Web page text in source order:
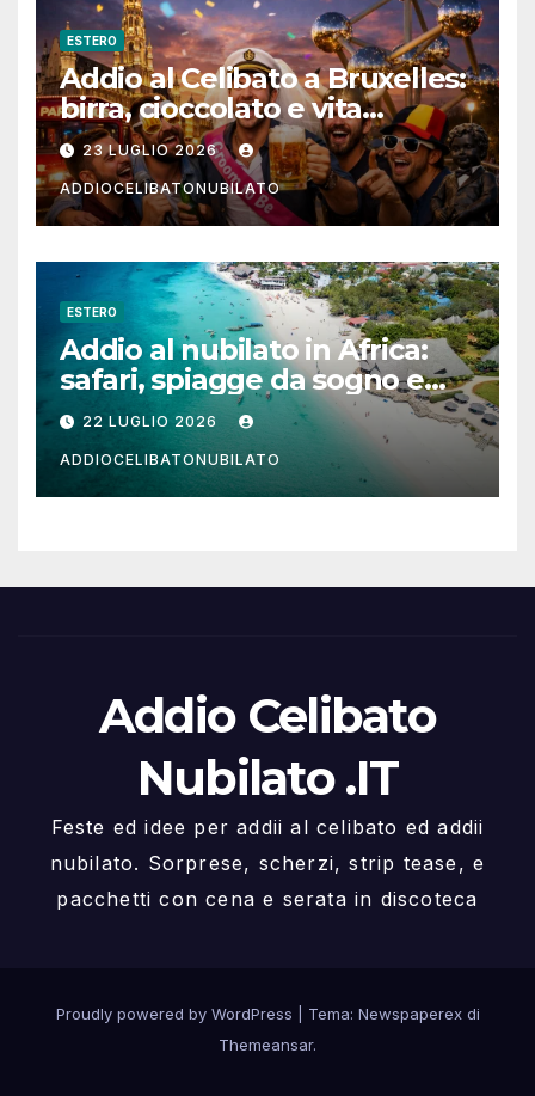
ESTERO
Addio al Celibato a Bruxelles:
birra, cioccolato e vita
notturna per un weekend
indimenticabile
23 LUGLIO 2026
ADDIOCELIBATONUBILATO
ESTERO
Addio al nubilato in Africa:
safari, spiagge da sogno e
città magiche
22 LUGLIO 2026
ADDIOCELIBATONUBILATO
Addio Celibato
Nubilato .IT
Feste ed idee per addii al celibato ed addii
nubilato. Sorprese, scherzi, strip tease, e
pacchetti con cena e serata in discoteca
Proudly powered by WordPress
Tema: Newspaperex di
Themeansar.